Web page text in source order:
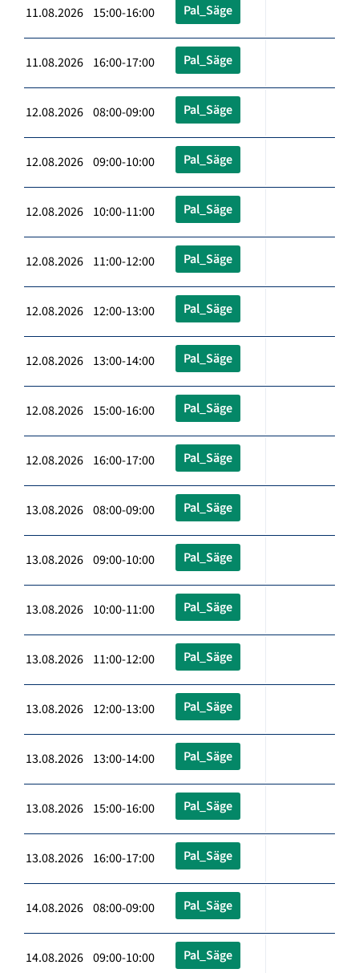
11.08.2026 15:00-16:00 Pal_Säge
11.08.2026 16:00-17:00 Pal_Säge
12.08.2026 08:00-09:00 Pal_Säge
12.08.2026 09:00-10:00 Pal_Säge
12.08.2026 10:00-11:00 Pal_Säge
12.08.2026 11:00-12:00 Pal_Säge
12.08.2026 12:00-13:00 Pal_Säge
12.08.2026 13:00-14:00 Pal_Säge
12.08.2026 15:00-16:00 Pal_Säge
12.08.2026 16:00-17:00 Pal_Säge
13.08.2026 08:00-09:00 Pal_Säge
13.08.2026 09:00-10:00 Pal_Säge
13.08.2026 10:00-11:00 Pal_Säge
13.08.2026 11:00-12:00 Pal_Säge
13.08.2026 12:00-13:00 Pal_Säge
13.08.2026 13:00-14:00 Pal_Säge
13.08.2026 15:00-16:00 Pal_Säge
13.08.2026 16:00-17:00 Pal_Säge
14.08.2026 08:00-09:00 Pal_Säge
14.08.2026 09:00-10:00 Pal_Säge